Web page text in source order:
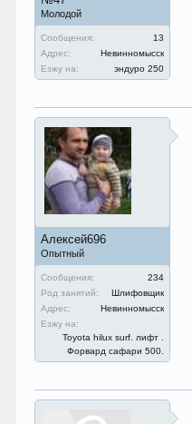
Молодой
Сообщения:
13
Адрес:
Невинномысск
Езжу на:
эндуро 250
Алексей696
Опытный
Сообщения:
234
Род занятий:
Шлифовщик
Адрес:
Невинномысск
Езжу на:
Toyota hilux surf. лифт .
Форвард сафари 500.